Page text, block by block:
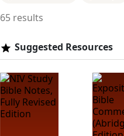
65 results
Suggested Resources